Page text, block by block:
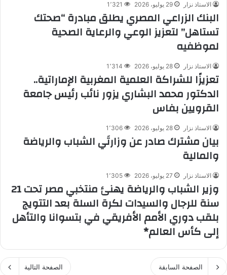
الاستاذ نزار 29 يوليو، 2026 1٬321
البنك الزراعي المصري يطلق مبادرة “صحتك
تستاهل” لتعزيز الوعي والرعاية الصحية
لموظفيه
الاستاذ نزار 28 يوليو، 2026 1٬314
تعزيزًا للشراكة العلمية المغربية الإماراتية..
الدكتور محمد البشاري يزور نائب رئيس جامعة
القرويين بفاس
الاستاذ نزار 28 يوليو، 2026 1٬306
بيان مشترك صادر عن وزارتَي الشباب والرياضة
والمالية
الاستاذ نزار 27 يوليو، 2026 1٬305
وزير الشباب والرياضة يهنئ منتخبي مصر تحت 21
سنة للرجال والسيدات لكرة السلة بعد التتويج
بلقب دوري الأمم الأفريقي في بتسوانا والتأهل
إلى كأس العالم*
الصفحة السابقة الصفحة التالية